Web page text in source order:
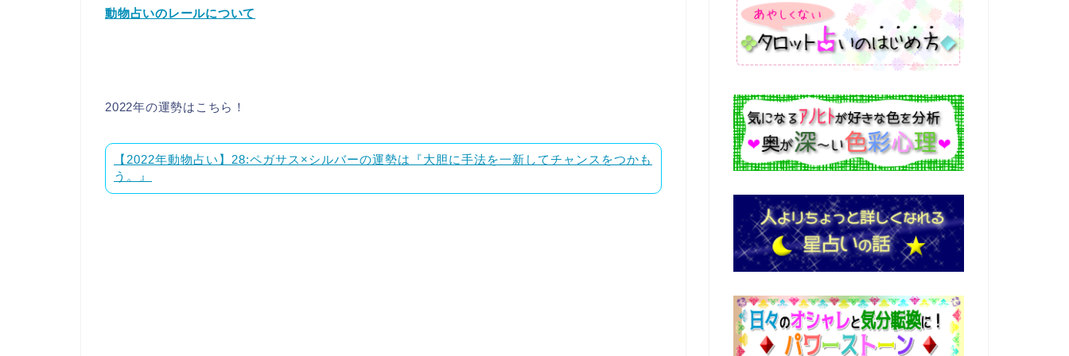
動物占いのレールについて
2022年の運勢はこちら！
【2022年動物占い】28:ペガサス×シルバーの運勢は『大胆に手法を一新してチャンスをつかも
う。』